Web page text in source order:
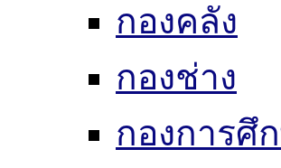
กองคลัง
กองช่าง
กองการศึ